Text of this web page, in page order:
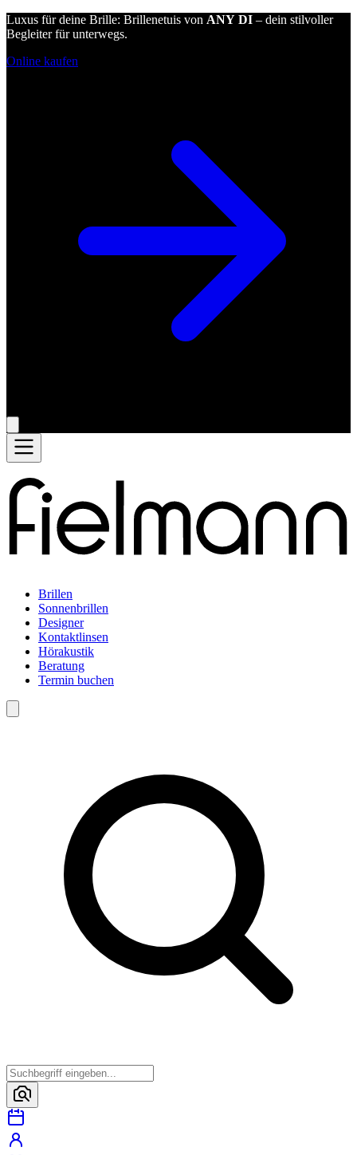
Luxus für deine Brille: Brillenetuis von ANY DI – dein stilvoller
Begleiter für unterwegs.
Online kaufen
Brillen
Sonnenbrillen
Designer
Kontaktlinsen
Hörakustik
Beratung
Termin buchen